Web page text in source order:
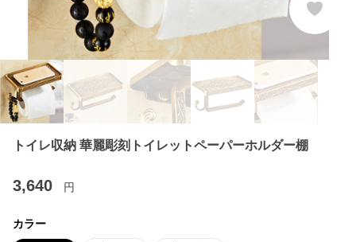
トイレ収納 華麗彫刻トイレットペーパーホルダー棚
3,640 円
カラー